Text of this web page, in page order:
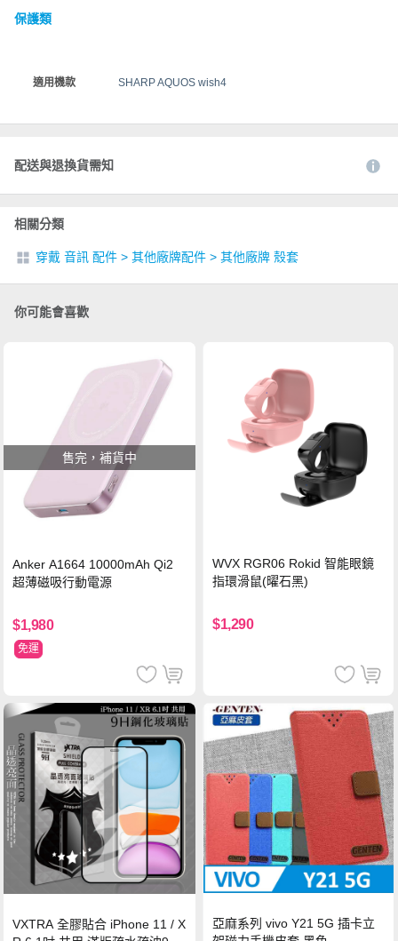
保護類
適用機款 SHARP AQUOS wish4
配送與退換貨需知
相關分類
穿戴 音訊 配件 > 其他廠牌配件 > 其他廠牌 殼套
你可能會喜歡
售完，補貨中
Anker A1664 10000mAh Qi2
超薄磁吸行動電源
$1,980
免運
WVX RGR06 Rokid 智能眼鏡
指環滑鼠(曜石黑)
$1,290
VXTRA 全膠貼合 iPhone 11 / X
亞麻系列 vivo Y21 5G 插卡立